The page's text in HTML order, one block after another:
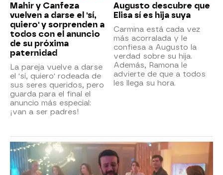
Mahir y Canfeza
vuelven a darse el 'sí,
quiero' y sorprenden a
todos con el anuncio
de su próxima
paternidad
La pareja vuelve a darse
el 'sí, quiero' rodeada de
sus seres queridos, pero
guarda para el final el
anuncio más especial:
¡van a ser padres!
Augusto descubre que
Elisa sí es hija suya
Carmina está cada vez
más acorralada y le
confiesa a Augusto la
verdad sobre su hija.
Además, Ramona le
advierte de que a todos
les llega su hora.